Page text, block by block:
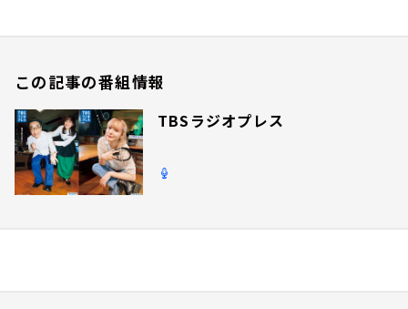
この記事の番組情報
TBSラジオプレス